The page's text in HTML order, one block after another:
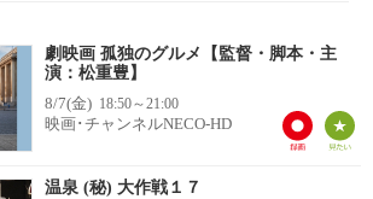
劇映画 孤独のグルメ【監督・脚本・主
演：松重豊】
8/7(金) 18:50～21:00
映画･チャンネルNECO-HD
温泉 (秘) 大作戦１７